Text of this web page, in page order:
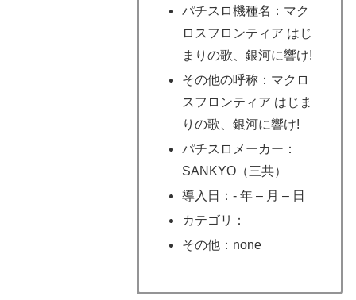
パチスロ機種名：マク
ロスフロンティア はじ
まりの歌、銀河に響け!
その他の呼称：マクロ
スフロンティア はじま
りの歌、銀河に響け!
パチスロメーカー：
SANKYO（三共）
導入日：- 年 – 月 – 日
カテゴリ：
その他：none